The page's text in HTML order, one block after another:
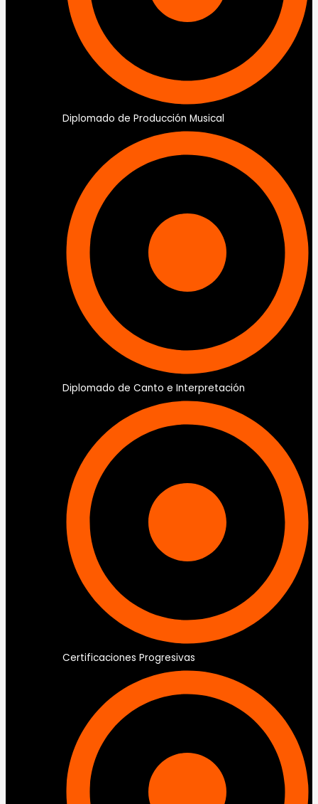
Diplomado de Producción Musical
Diplomado de Canto e Interpretación
Certificaciones Progresivas